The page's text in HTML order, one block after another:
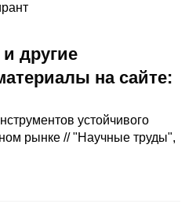
другие
на сайте:
устойчивого
рынке // "Научные труды",